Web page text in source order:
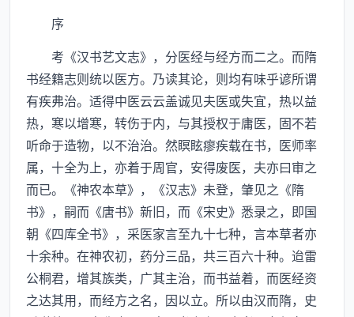
序
考《汉书艺文志》，分医经与经方而二之。而隋
书经籍志则统以医方。乃读其论，则均有味乎谚所谓
有疾弗治。适得中医云云盖诚见夫医或失宜，热以益
热，寒以增寒，转伤于内，与其授权于庸医，固不若
听命于造物，以不治治。然瞑眩瘳疾载在书，医师率
属，十全为上，亦着于周官，安得废医，夫亦曰审之
而已。《神农本草》，《汉志》未登，肇见之《隋
书》，嗣而《唐书》新旧，而《宋史》悉录之，即国
朝《四库全书》，采医家言至九十七种，言本草者亦
十余种。在神农初，药分三品，共三百六十种。迨雷
公桐君，增其族类，广其主治，而书益着，而医经资
之达其用，而经方之名，因以立。所以由汉而隋，史